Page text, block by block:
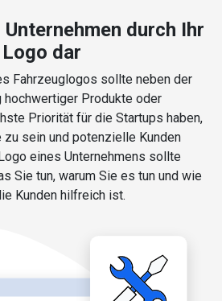
durch Ihr
Logo dar
Fahrzeuglogos sollte neben der
hochwertiger Produkte oder
Priorität für die Startups haben,
zu sein und potenzielle Kunden
eines Unternehmens sollte
Sie tun, warum Sie es tun und wie
Kunden hilfreich ist.